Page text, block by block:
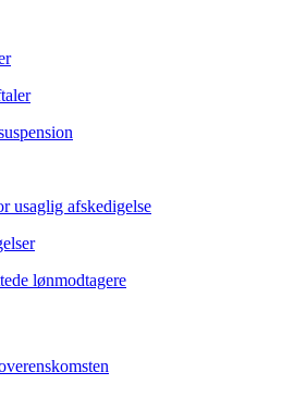
usaglig afskedigelse
lønmodtagere